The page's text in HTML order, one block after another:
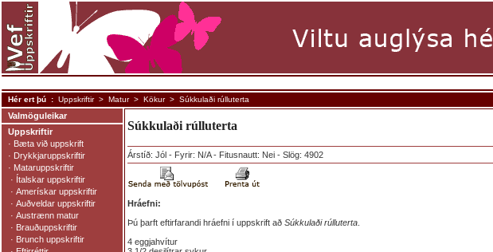
Súkkulaði rúlluterta
Árstíð: Jól - Fyrir: N/A - Fitusnautt: Nei - Slög: 4902
Hráefni:
Þú þarft eftirfarandi hráefni í uppskrift að Súkkulaði rúlluterta
4 eggjahvítur
Valmöguleikar
Uppskriftir
· Bæta við uppskrift
· Drykkjaruppskriftir
· Mataruppskriftir
· Ítalskar uppskriftir
· Amerískar uppskriftir
· Auðveldar uppskriftir
· Austrænn matur
· Brauðuppskriftir
· Brunch uppskriftir
Hér ert þú : Uppskriftir > Matur > Kökur > Súkkulaði rúlluterta